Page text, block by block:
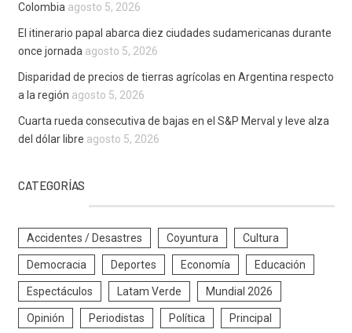
Colombia agosto 5, 2026
El itinerario papal abarca diez ciudades sudamericanas durante
once jornada agosto 5, 2026
Disparidad de precios de tierras agrícolas en Argentina respecto
a la región agosto 5, 2026
Cuarta rueda consecutiva de bajas en el S&P Merval y leve alza
del dólar libre agosto 5, 2026
CATEGORÍAS
Accidentes / Desastres Coyuntura Cultura
Democracia Deportes Economía Educación
Espectáculos Latam Verde Mundial 2026
Opinión Periodistas Política Principal